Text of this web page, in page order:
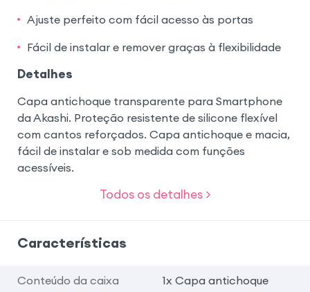
Ajuste perfeito com fácil acesso às portas
Fácil de instalar e remover graças à flexibilidade
Detalhes
Capa antichoque transparente para Smartphone
da Akashi. Proteção resistente de silicone flexível
com cantos reforçados. Capa antichoque e macia,
fácil de instalar e sob medida com funções
acessíveis.
Todos os detalhes >
Características
Conteúdo da caixa 1x Capa antichoque